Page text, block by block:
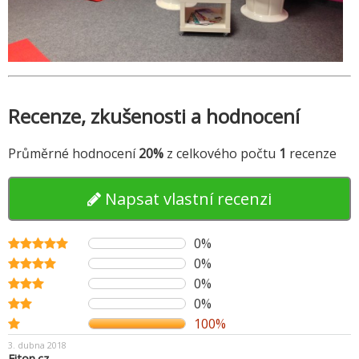
Recenze, zkušenosti a hodnocení
Průměrné hodnocení20% z celkového počtu 1 recenze
Napsat vlastní recenzi
0%
0%
0%
0%
100%
3. dubna 2018